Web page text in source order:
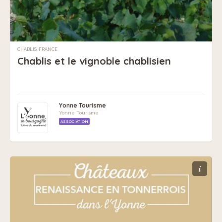
CHABLIS, FRANCE
Chablis et le vignoble chablisien
Yonne Tourisme
Yonne Tourisme
ASSOCIATION
i